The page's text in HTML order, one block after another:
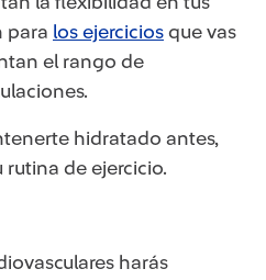
para los ejercicios que vas
el rango de
hidratado antes,
de ejercicio.
harás